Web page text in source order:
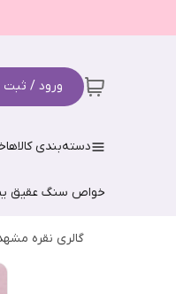
ورود / ثبت
دسته‌بندی کالاها
خواص سنگ عقیق
گالری نقره